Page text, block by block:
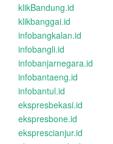
klikBandung.id
klikbanggai.id
infobangkalan.id
infobangli.id
infobanjarnegara.id
infobantaeng.id
infobantul.id
ekspresbekasi.id
ekspresbone.id
eksprescianjur.id